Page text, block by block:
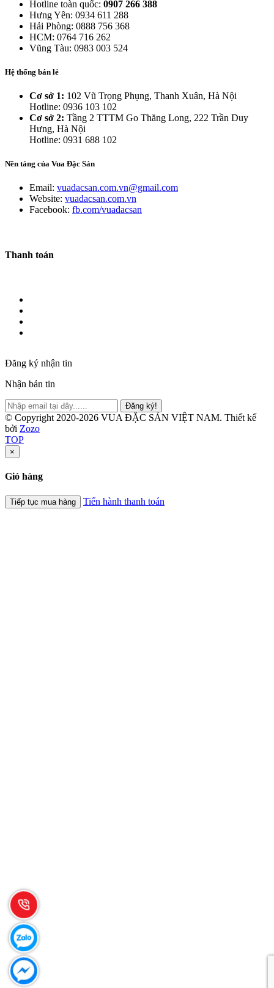
Hotline toàn quốc: 0907 266 388
Hưng Yên: 0934 611 288
Hải Phòng: 0888 756 368
HCM: 0764 716 262
Vũng Tàu: 0983 003 524
Hệ thống bán lẻ
Cơ sở 1: 102 Vũ Trọng Phụng, Thanh Xuân, Hà Nội
Hotline: 0936 103 102
Cơ sở 2: Tầng 2 TTTM Go Thăng Long, 222 Trần Duy
Hưng, Hà Nội
Hotline: 0931 688 102
Nền tảng của Vua Đặc Sản
Email: vuadacsan.com.vn@gmail.com
Website: vuadacsan.com.vn
Facebook: fb.com/vuadacsan
Thanh toán
Đăng ký nhận tin
Nhận bản tin
Đăng ký!
© Copyright 2020-2026 VUA ĐẶC SẢN VIỆT NAM. Thiết kế
bởi Zozo
TOP
×
Giỏ hàng
Tiếp tục mua hàng Tiến hành thanh toán